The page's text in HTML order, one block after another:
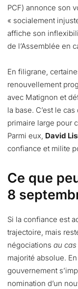
PCF) annonce son
« socialement
affiche son
de l’Assemblée en
En filigrane,
renouvellement
avec Matignon et
la base. C’est le
primaire large pour
Parmi eux, David
confiance et milite
Ce que
8
Si la confiance est
trajectoire, mais
négociations au
majorité absolue.
gouvernement
nomination d’un